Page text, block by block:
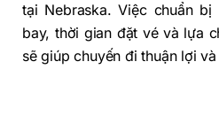
tại Nebraska. Việc chuẩn
bay, thời gian đặt vé và lựa
sẽ giúp chuyến đi thuận lợi